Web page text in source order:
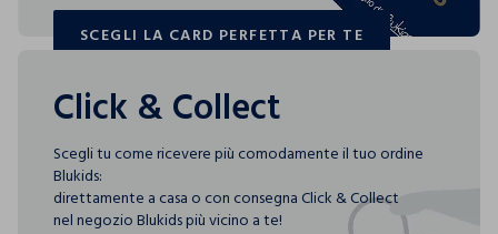
ASCIUGARE SU UNA SUPERFICIE
3 specifici indici consentono di scoprire, per ogni capo,
SCEGLI LA CARD PERFETTA PER TE
SCEGLI LA CARD PERFETTA PER TE
Click & Collect
Scegli tu come ricevere più comodamente il tuo ordine
Blukids:
direttamente a casa o con consegna Click & Collect
nel negozio Blukids più vicino a te!